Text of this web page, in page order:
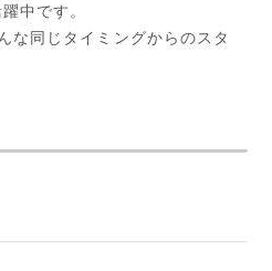
中です。
な同じタイミングからのスタ